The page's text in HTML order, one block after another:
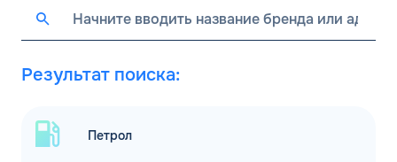
Результат поиска:
Петрол